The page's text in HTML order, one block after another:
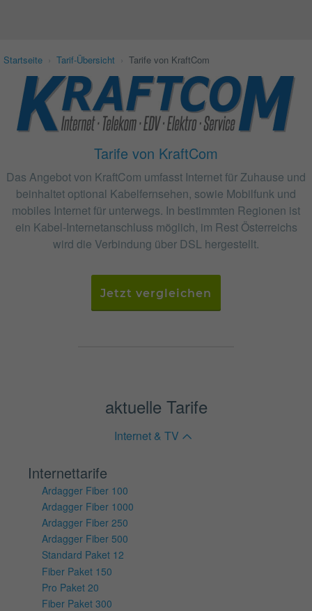
Startseite Tarif-Übersicht Tarife von KraftCom
Tarife von KraftCom
Das Angebot von KraftCom umfasst Internet für Zuhause und
beinhaltet optional Kabelfernsehen, sowie Mobilfunk und
mobiles Internet für unterwegs. In bestimmten Regionen ist
ein Kabel-Internetanschluss möglich, im Rest Österreichs
wird die Verbindung über DSL hergestellt.
Jetzt vergleichen
aktuelle Tarife
Internet & TV
Internettarife
Ardagger Fiber 100
Ardagger Fiber 1000
Ardagger Fiber 250
Ardagger Fiber 500
Standard Paket 12
Fiber Paket 150
Pro Paket 20
Fiber Paket 300